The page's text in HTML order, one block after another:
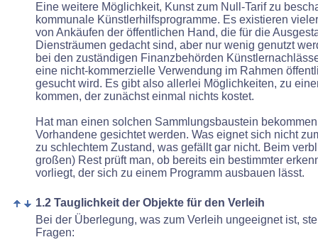
Eine weitere Möglichkeit, Kunst zum Null-Tarif zu
kommunale Künstlerhilfsprogramme. Es existieren
von Ankäufen der öffentlichen Hand, die für die
Diensträumen gedacht sind, aber nur wenig genutzt
bei den zuständigen Finanzbehörden
eine nicht-kommerzielle Verwendung im Rahmen
gesucht wird. Es gibt also allerlei Möglichkeiten, zu
kommen, der zunächst einmal nichts kostet.
Hat man einen solchen Sammlungsbaustein
Vorhandene gesichtet werden. Was eignet sich nicht
zu schlechtem Zustand, was gefällt gar nicht. Beim
großen) Rest prüft man, ob bereits ein bestimmter
vorliegt, der sich zu einem Programm ausbauen lässt.
1.2 Tauglichkeit der Objekte für den Verleih
Bei der Überlegung, was zum Verleih ungeeignet ist,
Fragen: